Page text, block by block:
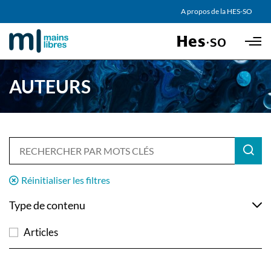
Skip to main content
A propos de la HES-SO
PARTENAIRES
AUTEURS
Réinitialiser les filtres
Type de contenu
Articles